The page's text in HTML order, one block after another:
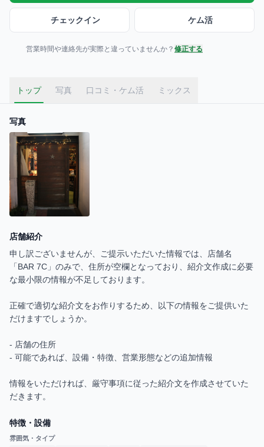
チェックイン ケム活
営業時間や連絡先が実際と違っていませんか？ 修正する
トップ 写真 口コミ・ケム活 ミックス
写真
店舗紹介
申し訳ございませんが、ご提示いただいた情報では、店舗名
「BAR 7C」のみで、住所が空欄となっており、紹介文作成に必要
な最小限の情報が不足しております。
正確で適切な紹介文をお作りするため、以下の情報をご提供いた
だけますでしょうか。
- 店舗の住所
- 可能であれば、設備・特徴、営業形態などの追加情報
情報をいただければ、厳守事項に従った紹介文を作成させていた
だきます。
特徴・設備
雰囲気・タイプ